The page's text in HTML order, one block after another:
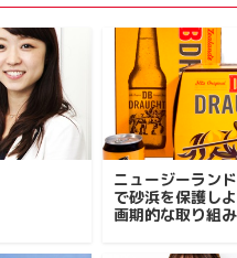
ニュージーラン
で砂浜を保護し
画期的な取り組み